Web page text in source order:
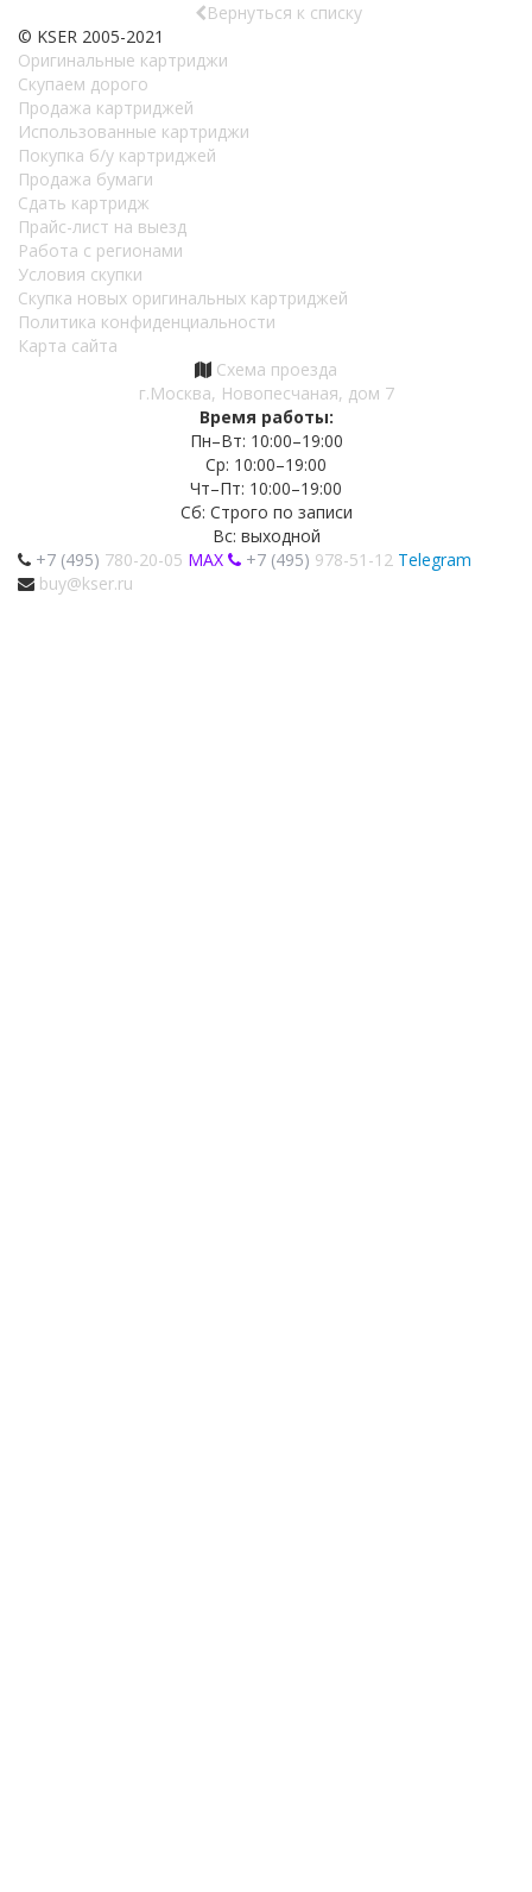
Вернуться к списку
© KSER 2005-2021
Оригинальные картриджи
Скупаем дорого
Продажа картриджей
Использованные картриджи
Покупка б/у картриджей
Продажа бумаги
Сдать картридж
Прайс-лист на выезд
Работа с регионами
Условия скупки
Скупка новых оригинальных картриджей
Политика конфиденциальности
Карта сайта
Схема проезда
г.Москва, Новопесчаная, дом 7
Время работы:
Пн–Вт: 10:00–19:00
Ср: 10:00–19:00
Чт–Пт: 10:00–19:00
Сб: Строго по записи
Вс: выходной
+7 (495) 780-20-05 MAX +7 (495) 978-51-12 Telegram
buy@kser.ru